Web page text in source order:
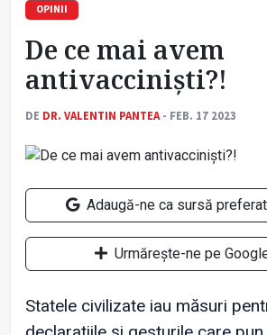
caniculă?
Un nou studiu pentru testarea unui vaccin
Alăptarea, esențială pentru sănătatea
Concursul Internațional George Enescu, la
OPINII
De ce mai avem
antivacciniști?!
DE DR. VALENTIN PANTEA - FEB. 17 2023
Adaugă-ne ca sursă
Urmărește-ne pe
Statele civilizate iau măsuri